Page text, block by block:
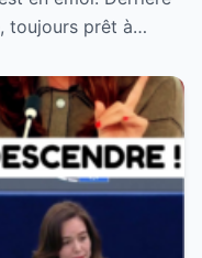
toujours prêt à…